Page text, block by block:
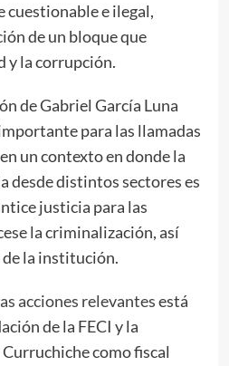
e ilegal,
de un bloque que
y la corrupción.
de Gabriel García Luna
para las llamadas
un contexto en donde la
desde distintos sectores es
justicia para las
la criminalización, así
la institución.
acciones relevantesestá
de la FECI y la
como fiscal